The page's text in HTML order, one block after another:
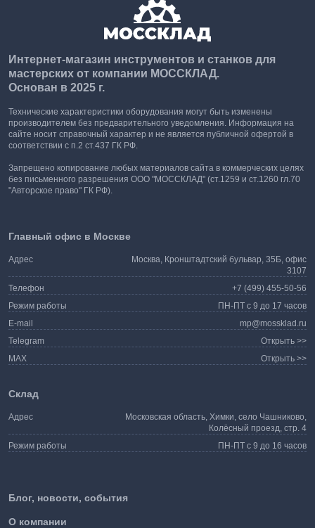
Интернет-магазин инструментов и станков для
мастерских от компании МОССКЛАД.
Основан в 2025 г.
Технические характеристики оборудования могут быть изменены
производителем без предварительного уведомления. Информация на
сайте носит справочный характер и не является публичной офертой в
соответствии с п.2 ст.437 ГК РФ.
Запрещено копирование любых материалов сайта в коммерческих целях
без письменного разрешения ООО "МОССКЛАД" (ст.1259 и ст.1260 гл.70
"Авторское право" ГК РФ).
Блог, новости, события
О компании
Главный офис в Москве
Адрес
Москва, Кронштадтский бульвар, 35Б, офис
3107
Телефон
+7 (499) 455-50-56
Режим работы
ПН-ПТ с 9 до 17 часов
E-mail
mp@mossklad.ru
Telegram
Открыть >>
MAX
Открыть >>
Склад
Адрес
Московская область, Химки, село Чашниково,
Колёсный проезд, стр. 4
Режим работы
ПН-ПТ с 9 до 16 часов